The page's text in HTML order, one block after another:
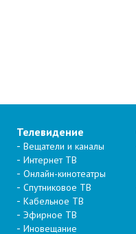
Телевидение
Вещатели и каналы
Интернет ТВ
Онлайн-кинотеатры
Спутниковое ТВ
Кабельное ТВ
Эфирное ТВ
Иновещание